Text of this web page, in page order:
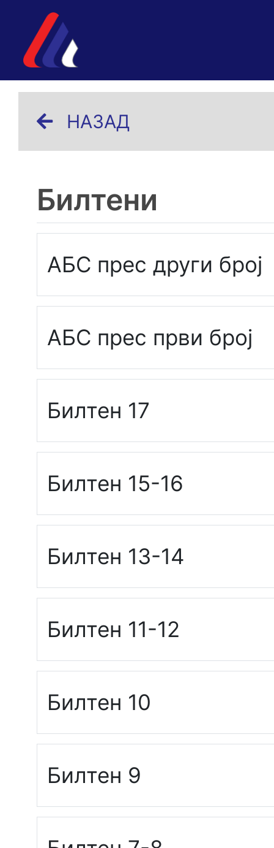
НАЗАД
Билтени
АБС прес други број
АБС прес први број
Билтен 17
Билтен 15-16
Билтен 13-14
Билтен 11-12
Билтен 10
Билтен 9